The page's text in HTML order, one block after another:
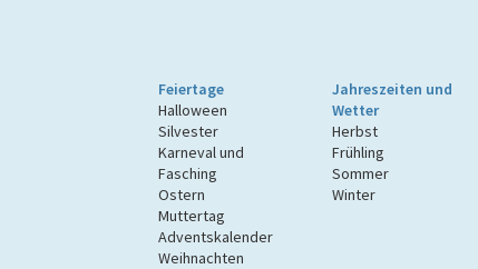
Feiertage
Halloween
Silvester
Karneval und
Fasching
Ostern
Muttertag
Adventskalender
Weihnachten
Jahreszeiten und
Wetter
Herbst
Frühling
Sommer
Winter